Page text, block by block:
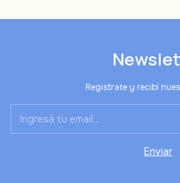
Registrate y recibí